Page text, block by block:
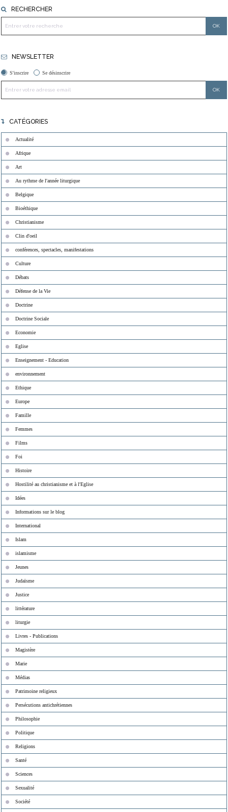
RECHERCHER
NEWSLETTER
S'inscrire Se désinscrire
CATÉGORIES
Actualité
Afrique
Art
Au rythme de l'année liturgique
Belgique
Bioéthique
Christianisme
Clin d'oeil
conférences, spectacles, manifestations
Culture
Débats
Défense de la Vie
Doctrine
Doctrine Sociale
Economie
Eglise
Enseignement - Education
environnement
Ethique
Europe
Famille
Femmes
Films
Foi
Histoire
Hostilité au christianisme et à l'Eglise
Idées
Informations sur le blog
International
Islam
islamisme
Jeunes
Judaïsme
Justice
littérature
liturgie
Livres - Publications
Magistère
Marie
Médias
Patrimoine religieux
Persécutions antichrétiennes
Philosophie
Politique
Religions
Santé
Sciences
Sexualité
Société